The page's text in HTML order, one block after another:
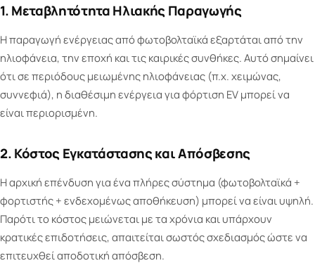
1. Μεταβλητότητα Ηλιακής Παραγωγής
Η παραγωγή ενέργειας από φωτοβολταϊκά εξαρτάται από την
ηλιοφάνεια, την εποχή και τις καιρικές συνθήκες. Αυτό σημαίνει
ότι σε περιόδους μειωμένης ηλιοφάνειας (π.χ. χειμώνας,
συννεφιά), η διαθέσιμη ενέργεια για φόρτιση EV μπορεί να
είναι περιορισμένη.
2. Κόστος Εγκατάστασης και Απόσβεσης
Η αρχική επένδυση για ένα πλήρες σύστημα (φωτοβολταϊκά +
φορτιστής + ενδεχομένως αποθήκευση) μπορεί να είναι υψηλή.
Παρότι το κόστος μειώνεται με τα χρόνια και υπάρχουν
κρατικές επιδοτήσεις, απαιτείται σωστός σχεδιασμός ώστε να
επιτευχθεί αποδοτική απόσβεση.